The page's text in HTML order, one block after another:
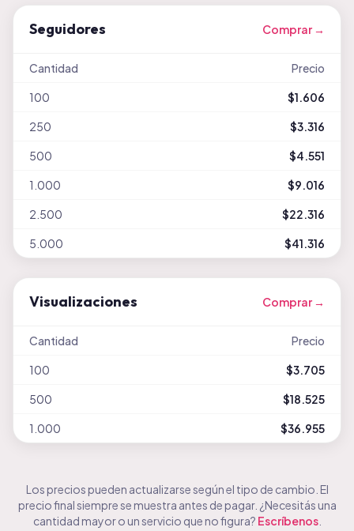
Seguidores Comprar →
Cantidad Precio
100 $1.606
250 $3.316
500 $4.551
1.000 $9.016
2.500 $22.316
5.000 $41.316
Visualizaciones Comprar →
Cantidad Precio
100 $3.705
500 $18.525
1.000 $36.955
Los precios pueden actualizarse según el tipo de cambio. El
precio final siempre se muestra antes de pagar. ¿Necesitás una
cantidad mayor o un servicio que no figura? Escríbenos.